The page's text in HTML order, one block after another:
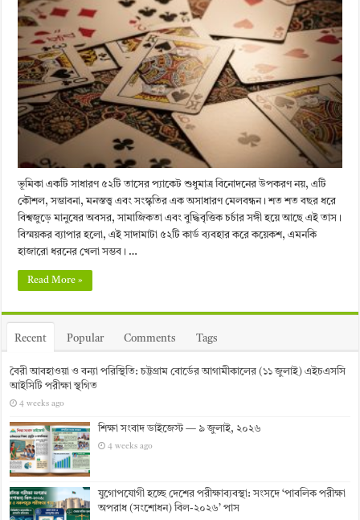
ভূমিকা একটি সাধারণ ৫২টি তাসের প্যাকেট শুধুমাত্র বিনোদনের উপকরণ নয়, এটি
কৌশল, সম্ভাবনা, মনস্তত্ত্ব এবং সংস্কৃতির এক অসাধারণ মেলবন্ধন। শত শত বছর ধরে
বিশ্বজুড়ে মানুষের অবসর, সামাজিকতা এবং বুদ্ধিবৃত্তিক চর্চার সঙ্গী হয়ে আছে এই তাস।
বিস্ময়কর ব্যাপার হলো, এই সাদামাটা ৫২টি কার্ড ব্যবহার করে কয়েকশ, এমনকি
হাজারো ধরনের খেলা সম্ভব। …
Read More »
Recent Popular Comments Tags
বৈরী আবহাওয়া ও বন্যা পরিস্থিতি: চট্টগ্রাম বোর্ডের আগামীকালের (১১ জুলাই) এইচএসসি
আইসিটি পরীক্ষা স্থগিত
4 weeks ago
শিক্ষা সংবাদ ডাইজেস্ট — ৯ জুলাই, ২০২৬
4 weeks ago
যুগোপযোগী হচ্ছে দেশের পরীক্ষাব্যবস্থা: সংসদে ‘পাবলিক পরীক্ষা
অপরাধ (সংশোধন) বিল-২০২৬’ পাস